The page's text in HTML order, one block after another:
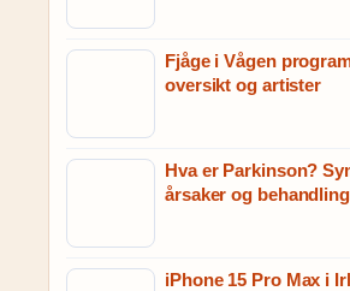
Fjåge i Vågen
oversikt og artister
Hva er Parkinson?
årsaker og behandling
iPhone 15 Pro Max i